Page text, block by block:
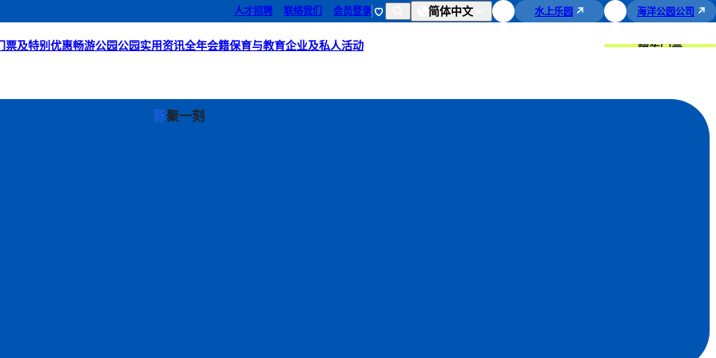
人才招聘 联络我们 会员登录 简体中文 水上乐园 海洋公园公司
票及特别优惠畅游公园公园实用资讯全年会籍保育与教育企业及私人活动 购买门票
豚聚一刻